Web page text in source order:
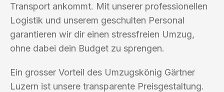
Transport ankommt. Mit unserer professionellen
Logistik und unserem geschulten Personal
garantieren wir dir einen stressfreien Umzug,
ohne dabei dein Budget zu sprengen.
Ein grosser Vorteil des Umzugskönig Gärtner
Luzern ist unsere transparente Preisgestaltung.